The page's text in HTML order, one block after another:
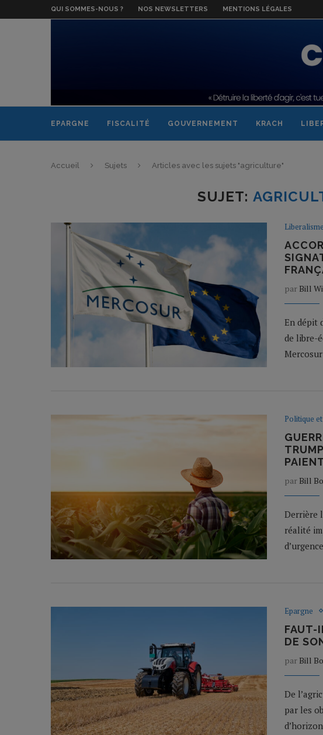
QUI SOMMES-NOUS ? NOS NEWSLETTERS MENTIONS LÉGALES
EPARGNE FISCALITÉ GOUVERNEMENT KRACH
Accueil Sujets Articles avec les sujets "agriculture"
SUJET:
Liberalisme
par Bill
En dépit
de libre-
Politique
par Bill
Derrière
réalité
Epargne
FAUT-
DE
par Bill
De
par les